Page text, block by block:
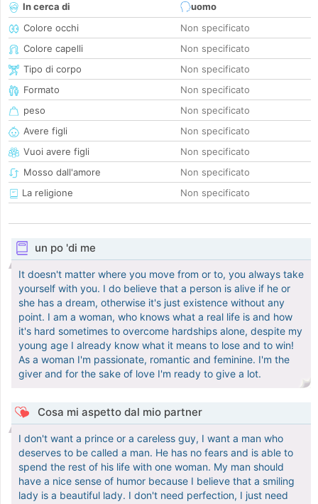
In cerca di
uomo
Colore occhi
Non specificato
Colore capelli
Non specificato
Tipo di corpo
Non specificato
Formato
Non specificato
peso
Non specificato
Avere figli
Non specificato
Vuoi avere figli
Non specificato
Mosso dall'amore
Non specificato
La religione
Non specificato
un po 'di me
It doesn't matter where you move from or to, you always take
yourself with you. I do believe that a person is alive if he or
she has a dream, otherwise it's just existence without any
point. I am a woman, who knows what a real life is and how
it's hard sometimes to overcome hardships alone, despite my
young age I already know what it means to lose and to win!
As a woman I'm passionate, romantic and feminine. I'm the
giver and for the sake of love I'm ready to give a lot.
Cosa mi aspetto dal mio partner
I don't want a prince or a careless guy, I want a man who
deserves to be called a man. He has no fears and is able to
spend the rest of his life with one woman. My man should
have a nice sense of humor because I believe that a smiling
lady is a beautiful lady. I don't need perfection, I just need